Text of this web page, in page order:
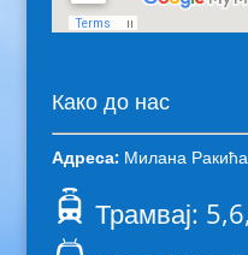
Како до нас
Адреса:Милана Ракића
Трамвај: